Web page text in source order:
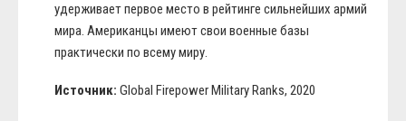
удерживает первое место в рейтинге сильнейших армий
мира. Американцы имеют свои военные базы
практически по всему миру.
Источник: Global Firepower Military Ranks, 2020